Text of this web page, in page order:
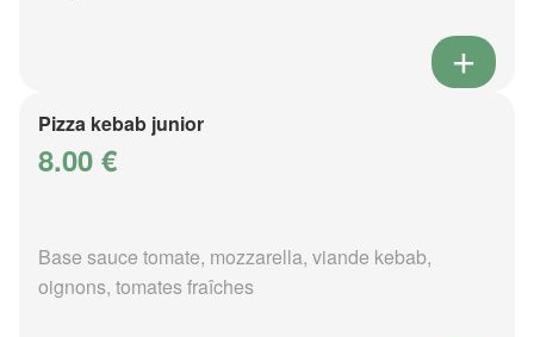
Pizza kebab junior
8.00 €
Base sauce tomate, mozzarella, viande kebab,
oignons, tomates fraîches